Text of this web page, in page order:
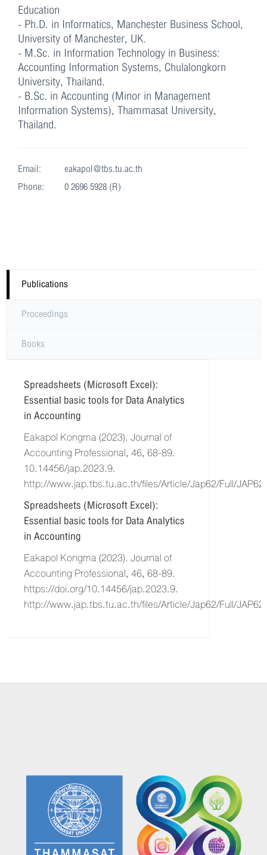
Education
- Ph.D. in Informatics, Manchester Business School,
University of Manchester, UK.
- M.Sc. in Information Technology in Business:
Accounting Information Systems, Chulalongkorn
University, Thailand.
- B.Sc. in Accounting (Minor in Management
Information Systems), Thammasat University,
Thailand.
Email:
eakapol@tbs.tu.ac.th
Phone:
0 2696 5928 (R)
Publications
Proceedings
Books
Spreadsheets (Microsoft Excel):
Essential basic tools for Data Analytics
in Accounting
Eakapol Kongma (2023). Journal of
Accounting Professional, 46, 68-89.
10.14456/jap.2023.9.
http://www.jap.tbs.tu.ac.th/files/Article/Jap62/Full/
Spreadsheets (Microsoft Excel):
Essential basic tools for Data Analytics
in Accounting
Eakapol Kongma (2023). Journal of
Accounting Professional, 46, 68-89.
https://doi.org/10.14456/jap.2023.9.
http://www.jap.tbs.tu.ac.th/files/Article/Jap62/Full/